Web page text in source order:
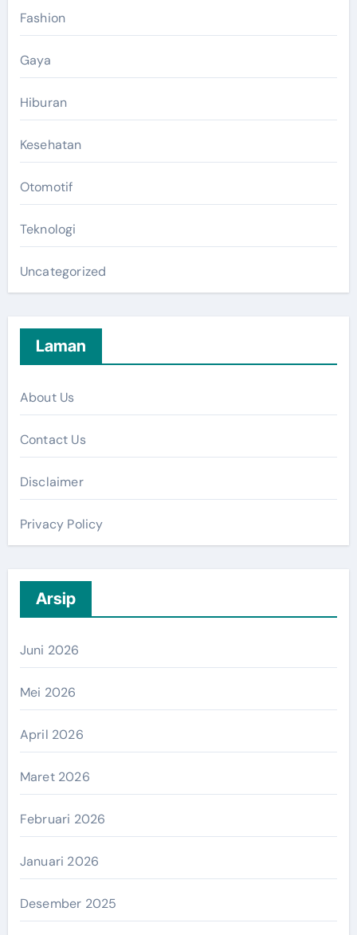
Fashion
Gaya
Hiburan
Kesehatan
Otomotif
Teknologi
Uncategorized
Laman
About Us
Contact Us
Disclaimer
Privacy Policy
Arsip
Juni 2026
Mei 2026
April 2026
Maret 2026
Februari 2026
Januari 2026
Desember 2025